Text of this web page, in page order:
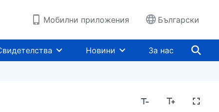
Мобилни приложения Български
Новини За нас